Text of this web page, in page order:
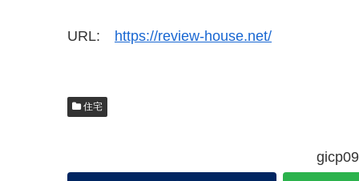
URL: https://review-house.net/
住宅